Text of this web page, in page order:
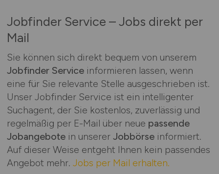
Jobfinder Service – Jobs direkt per
Mail
Sie können sich direkt bequem von unserem
Jobfinder Serviceinformieren lassen, wenn
eine für Sie relevante Stelle ausgeschrieben ist.
Unser Jobfinder Service ist ein intelligenter
Suchagent, der Sie kostenlos, zuverlässig und
regelmäßig per E-Mail über neue passende
Jobangebotein unserer Jobbörseinformiert.
Auf dieser Weise entgeht Ihnen kein passendes
Angebot mehr. Jobs per Mail erhalten.